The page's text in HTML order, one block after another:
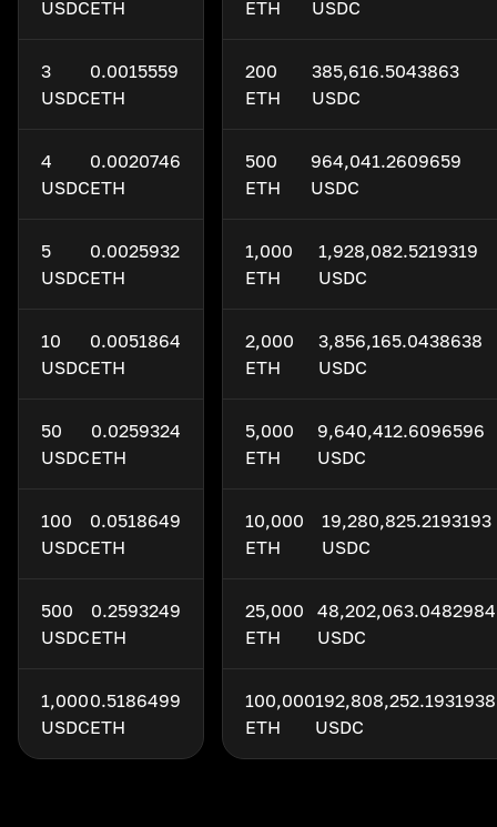
USDCETH
3
USDC
0.0015559
ETH
4
USDC
0.0020746
ETH
5
USDC
0.0025932
ETH
10
USDC
0.0051864
ETH
50
USDC
0.0259324
ETH
100
USDC
0.0518649
ETH
500
USDC
0.2593249
ETH
1,000
USDC
0.5186499
ETH
ETH USDC
200
ETH
385,616.5043863
USDC
500
ETH
964,041.2609659
USDC
1,000
ETH
1,928,082.5219319
USDC
2,000
ETH
3,856,165.0438638
USDC
5,000
ETH
9,640,412.6096596
USDC
10,000
ETH
19,280,825.2193193
USDC
25,000
ETH
48,202,063.0482984
USDC
100,000
ETH
192,808,252.1931938
USDC